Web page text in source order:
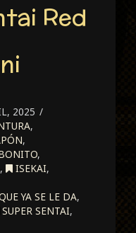
Red
2025
,
,
,
, ISEKAI,
YA SE LE DA,
SUPER SENTAI,